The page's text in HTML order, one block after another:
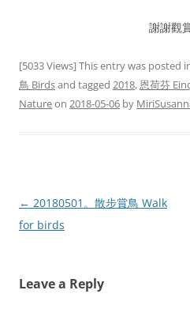
謝謝觀
[5033 Views] This entry was posted
鳥 Birdsand tagged 2018,恩荷芬
Natureon 2018-05-06 by
Post
navigation
← 20180501。散步賞鳥 Walk
for birds
Leave a Reply